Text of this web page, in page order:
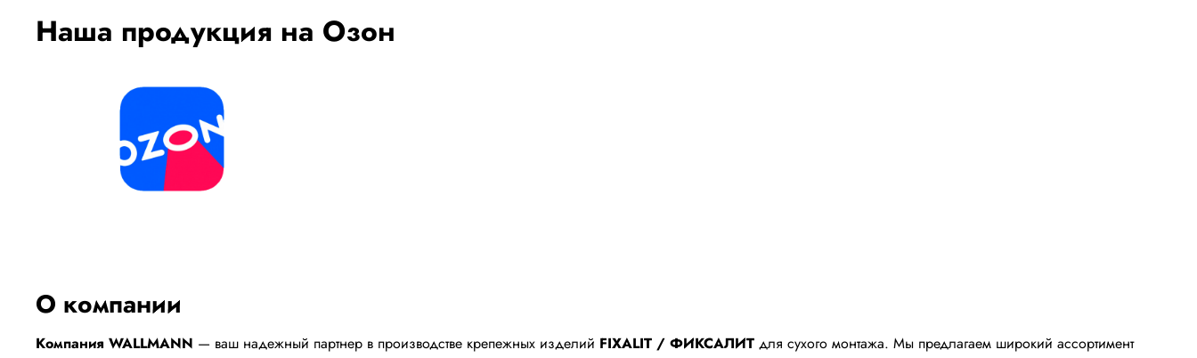
Наша продукция на Озон
О компании
Компания WALLMANN — ваш надежный партнер в производстве крепежных изделий FIXALIT / ФИКСАЛИТ для сухого монтажа. Мы предлагаем широкий ассортимент